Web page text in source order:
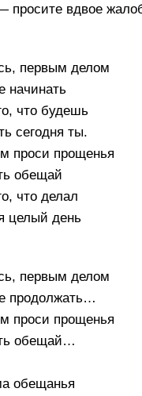
просите вдвое
первым делом
начинать
что будешь
сегодня ты.
проси прощенья
обещай
что делал
целый день
первым делом
продолжать…
проси прощенья
обещай…
обещанья